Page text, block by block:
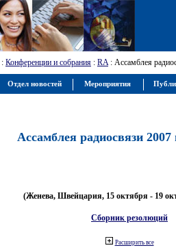
: Конференции и собрания : RA: Ассамблея
Ассамблея радиосвязи
(Женева, Швейцария, 15 октября - 19
Сборник резолюций
Расширить все
Отдел новостей Мероприятия